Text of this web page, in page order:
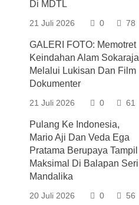
Di MDTL
21 Juli 2026 0 78
GALERI FOTO: Memotret
Keindahan Alam Sokaraja
Melalui Lukisan Dan Film
Dokumenter
21 Juli 2026 0 61
Pulang Ke Indonesia,
Mario Aji Dan Veda Ega
Pratama Berupaya Tampil
Maksimal Di Balapan Seri
Mandalika
20 Juli 2026 0 56